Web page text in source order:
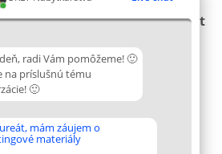
radi Vám pomôžeme! 🙂
na príslušnú tému
🙂
mám záujem o
materiály
k.
22
Hodnotenie
Lista
wszystkich
Podmienky
podmienky
Zásady
Kontakt